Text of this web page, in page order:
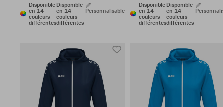
Disponible
en 14
couleurs
différentes
Disponible
en 14
couleurs
différentes
Personnalisable
Disponible
en 14
couleurs
différentes
Disponible
en 14
couleurs
différentes